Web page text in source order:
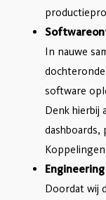
In nauwe
software
Denk hierbij
dashboards,
Doordat wij